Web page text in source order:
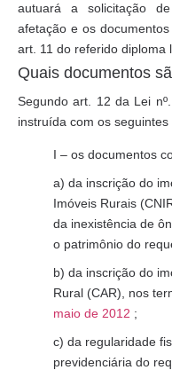
autuará a solicitação
afetação e os
art. 11 do referido diploma
Quais documentos
Segundo art. 12 da Lei
instruída com os seguintes
I – os documentos
a) da inscrição do
Imóveis Rurais
da inexistência de
o patrimônio do
b) da inscrição do
Rural (CAR), nos
maio de 2012 ;
c) da regularidade
previdenciária do